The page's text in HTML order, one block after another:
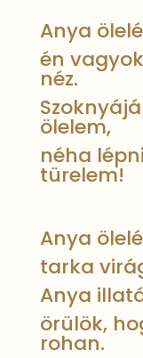
Anya
én
néz.
ölelem,
néha
türelem!
Anya
tarka
Anya
örülök,
rohan.